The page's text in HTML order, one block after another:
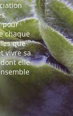
pour
chaque
que
vivre sa
elle